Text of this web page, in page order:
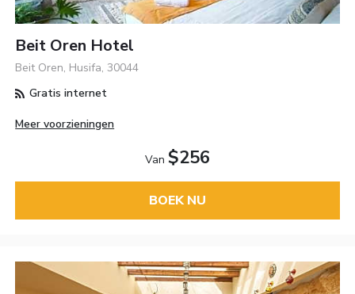
Beit Oren Hotel
Beit Oren, Husifa, 30044
Gratis internet
Meer voorzieningen
Van $256
BOEK NU